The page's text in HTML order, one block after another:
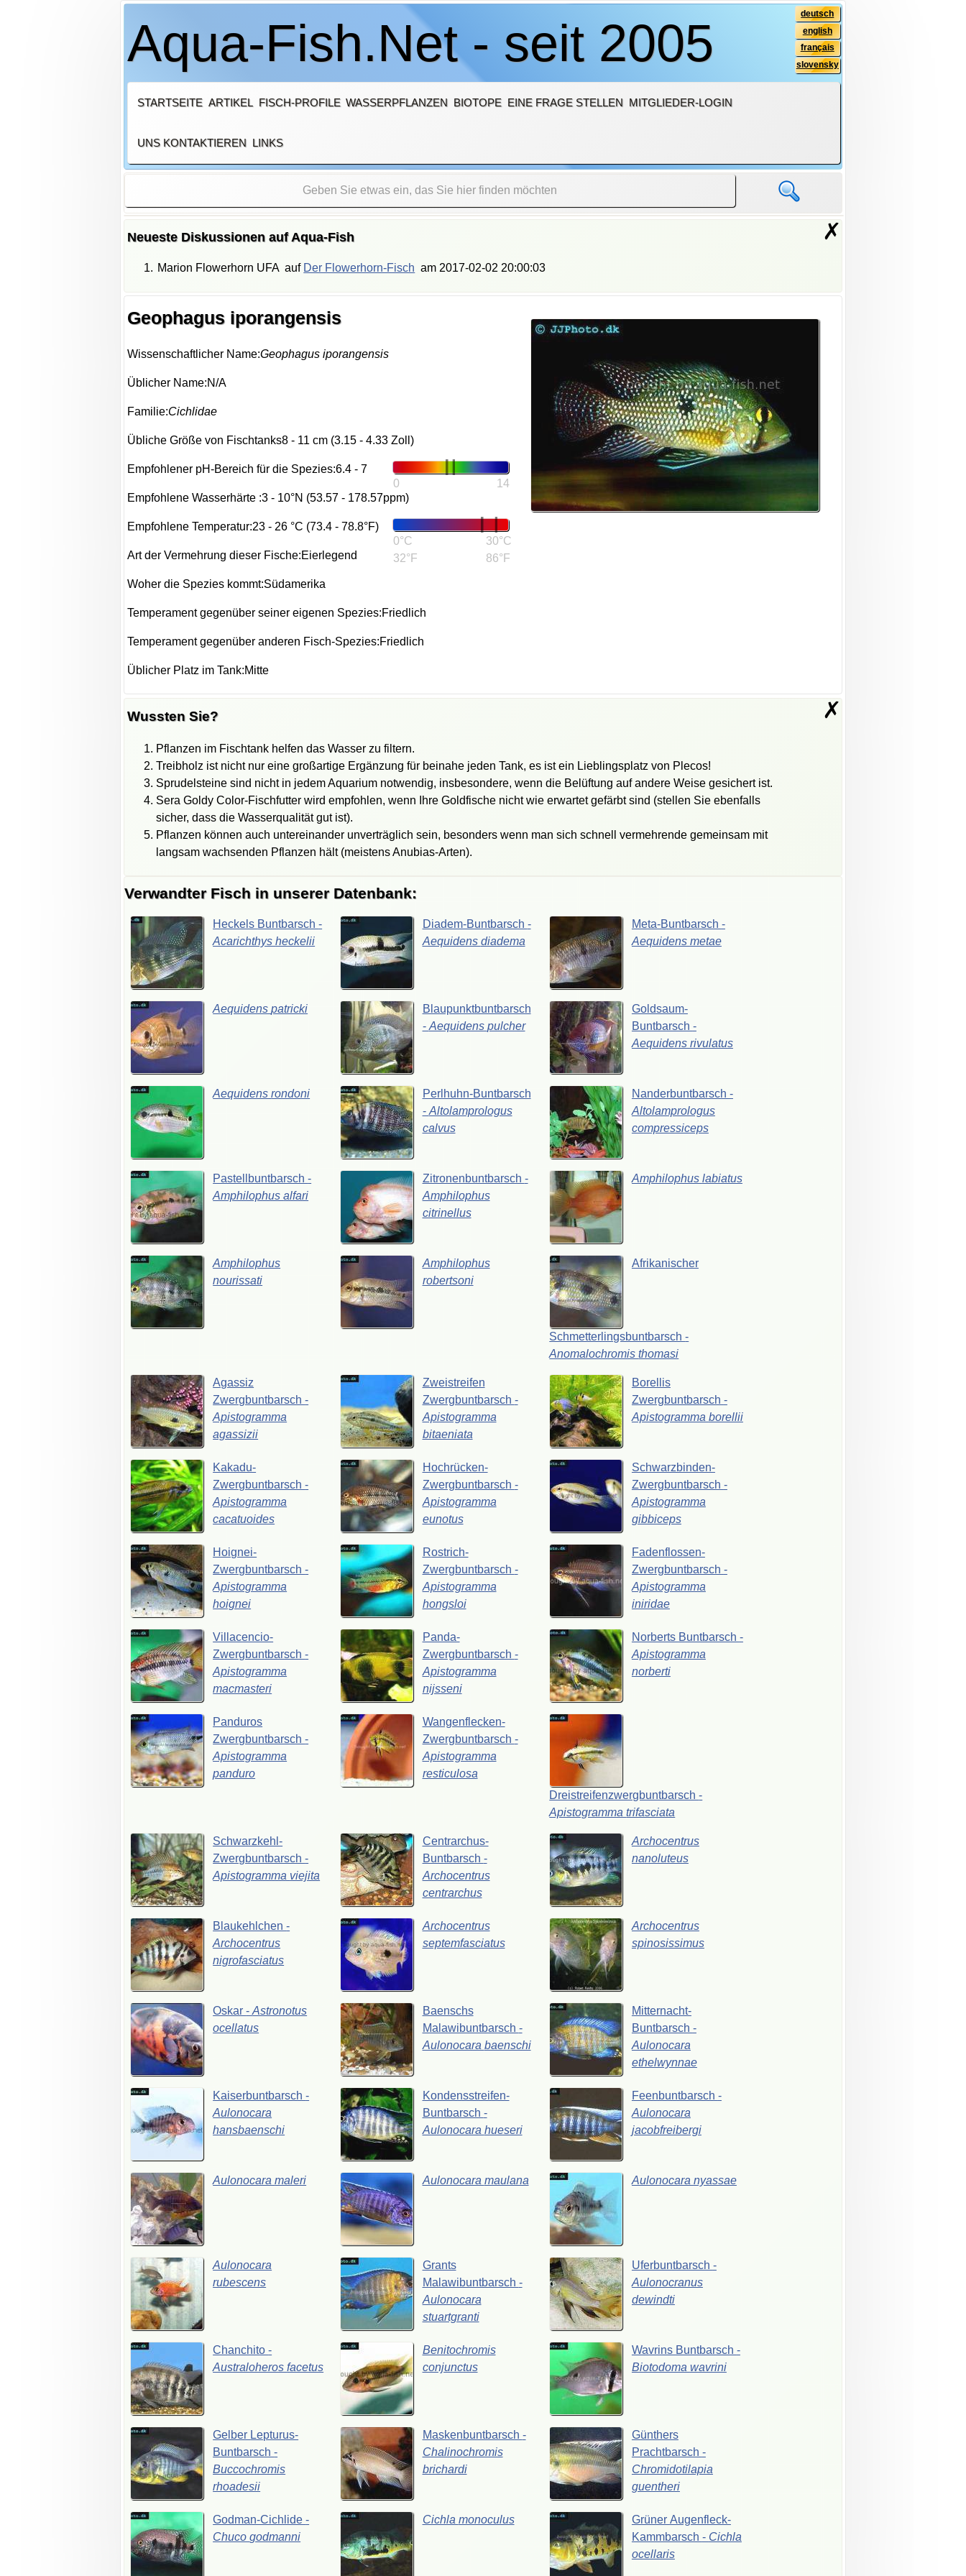
Aqua-Fish.Net - seit 2005
deutsch
english
français
slovensky
STARTSEITE ARTIKEL FISCH-PROFILE WASSERPFLANZEN BIOTOPE EINE FRAGE STELLEN MITGLIEDER-LOGIN
UNS KONTAKTIEREN LINKS
Neueste Diskussionen auf Aqua-Fish ✗
Marion Flowerhorn UFA auf Der Flowerhorn-Fisch am 2017-02-02 20:00:03
Geophagus iporangensis
Wissenschaftlicher Name:Geophagus iporangensis
Üblicher Name:N/A
Familie:Cichlidae
Übliche Größe von Fischtanks8 - 11 cm (3.15 - 4.33 Zoll)
0 14
Empfohlener pH-Bereich für die Spezies:6.4 - 7
Empfohlene Wasserhärte :3 - 10°N (53.57 - 178.57ppm)
0°C
32°F
30°C
86°F
Empfohlene Temperatur:23 - 26 °C (73.4 - 78.8°F)
Art der Vermehrung dieser Fische:Eierlegend
Woher die Spezies kommt:Südamerika
Temperament gegenüber seiner eigenen Spezies:Friedlich
Temperament gegenüber anderen Fisch-Spezies:Friedlich
Üblicher Platz im Tank:Mitte
✗
Wussten Sie?
Pflanzen im Fischtank helfen das Wasser zu filtern.
Treibholz ist nicht nur eine großartige Ergänzung für beinahe jeden Tank, es ist ein Lieblingsplatz von Plecos!
Sprudelsteine sind nicht in jedem Aquarium notwendig, insbesondere, wenn die Belüftung auf andere Weise gesichert ist.
Sera Goldy Color-Fischfutter wird empfohlen, wenn Ihre Goldfische nicht wie erwartet gefärbt sind (stellen Sie ebenfalls
sicher, dass die Wasserqualität gut ist).
Pflanzen können auch untereinander unverträglich sein, besonders wenn man sich schnell vermehrende gemeinsam mit
langsam wachsenden Pflanzen hält (meistens Anubias-Arten).
Verwandter Fisch in unserer Datenbank:
Heckels Buntbarsch-
Acarichthysheckelii
Diadem-Buntbarsch -
Aequidens diadema
Meta-Buntbarsch -
Aequidens metae
Aequidenspatricki
Blaupunktbuntbarsch
- Aequidens pulcher
Goldsaum-
Buntbarsch -
Aequidens rivulatus
Aequidensrondoni
Perlhuhn-Buntbarsch
- Altolamprologus
calvus
Nanderbuntbarsch -
Altolamprologus
compressiceps
Pastellbuntbarsch-
Amphilophusalfari
Zitronenbuntbarsch -
Amphilophus
citrinellus
Amphilophus labiatus
Amphilophus
nourissati
Amphilophus
robertsoni
Afrikanischer
Schmetterlingsbuntbarsch-
Anomalochromisthomasi
Agassiz
Zwergbuntbarsch-
Apistogramma
agassizii
Zweistreifen
Zwergbuntbarsch -
Apistogramma
bitaeniata
Borellis
Zwergbuntbarsch -
Apistogramma borellii
Kakadu-
Zwergbuntbarsch-
Apistogramma
cacatuoides
Hochrücken-
Zwergbuntbarsch -
Apistogramma
eunotus
Schwarzbinden-
Zwergbuntbarsch -
Apistogramma
gibbiceps
Hoignei-
Zwergbuntbarsch-
Apistogramma
hoignei
Rostrich-
Zwergbuntbarsch -
Apistogramma
hongsloi
Fadenflossen-
Zwergbuntbarsch -
Apistogramma
iniridae
Villacencio-
Zwergbuntbarsch-
Apistogramma
macmasteri
Panda-
Zwergbuntbarsch -
Apistogramma
nijsseni
Norberts Buntbarsch -
Apistogramma
norberti
Panduros
Zwergbuntbarsch-
Apistogramma
panduro
Wangenflecken-
Zwergbuntbarsch -
Apistogramma
resticulosa
Dreistreifenzwergbuntbarsch-
Apistogrammatrifasciata
Schwarzkehl-
Zwergbuntbarsch-
Apistogramma viejita
Centrarchus-
Buntbarsch -
Archocentrus
centrarchus
Archocentrus
nanoluteus
Blaukehlchen-
Archocentrus
nigrofasciatus
Archocentrus
septemfasciatus
Archocentrus
spinosissimus
Oskar-Astronotus
ocellatus
Baenschs
Malawibuntbarsch -
Aulonocara baenschi
Mitternacht-
Buntbarsch -
Aulonocara
ethelwynnae
Kaiserbuntbarsch-
Aulonocara
hansbaenschi
Kondensstreifen-
Buntbarsch -
Aulonocara hueseri
Feenbuntbarsch -
Aulonocara
jacobfreibergi
Aulonocaramaleri Aulonocara maulana Aulonocara nyassae
Aulonocara
rubescens
Grants
Malawibuntbarsch -
Aulonocara
stuartgranti
Uferbuntbarsch -
Aulonocranus
dewindti
Chanchito-
Australoherosfacetus
Benitochromis
conjunctus
Wavrins Buntbarsch -
Biotodoma wavrini
Gelber Lepturus-
Buntbarsch-
Buccochromis
rhoadesii
Maskenbuntbarsch -
Chalinochromis
brichardi
Günthers
Prachtbarsch -
Chromidotilapia
guentheri
Godman-Cichlide-
Chucogodmanni
Cichla monoculus Grüner Augenfleck-
Kammbarsch - Cichla
ocellaris